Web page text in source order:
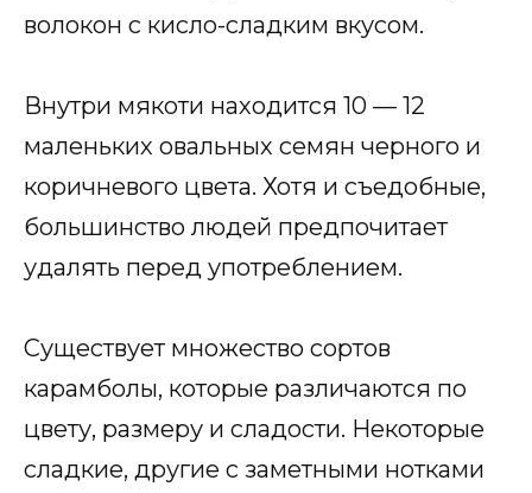
волокон с кисло-сладким вкусом.
Внутри мякоти находится 10 — 12
маленьких овальных семян черного и
коричневого цвета. Хотя и съедобные,
большинство людей предпочитает
удалять перед употреблением.
Существует множество сортов
карамболы, которые различаются по
цвету, размеру и сладости. Некоторые
сладкие, другие с заметными нотками